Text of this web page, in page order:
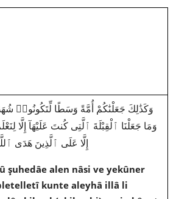
وَمَا جَعَلْنَا ٱلْقِبْلَةَ ٱلَّتِى كُنتَ عَلَيْهَآ إِلَّا
إِلَّا عَلَى ٱلَّذِينَ هَدَى
şuhedâe alen nâsi ve yekûner
kunte aleyhâ illâ li